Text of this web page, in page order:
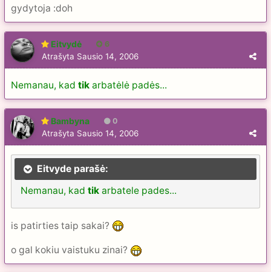
gydytoja :doh
Eitvydė 6
Atrašyta Sausio 14, 2006
Nemanau, kad tik arbatėlė padės...
Bambyna 0
Atrašyta Sausio 14, 2006
Eitvyde parašė:
Nemanau, kad tik arbatele pades...
is patirties taip sakai?
o gal kokiu vaistuku zinai?